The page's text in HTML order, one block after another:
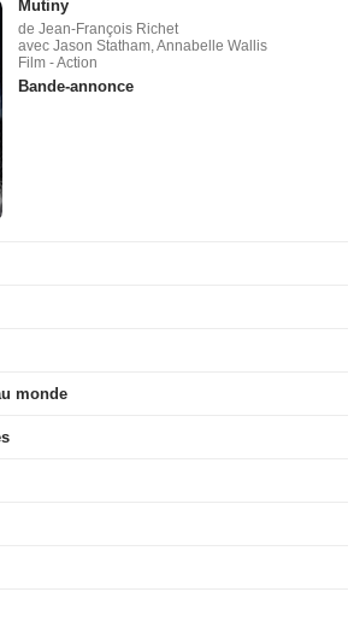
Mutiny
de Jean-François Richet
avec Jason Statham, Annabelle Wallis
Film - Action
Bande-annonce
monde